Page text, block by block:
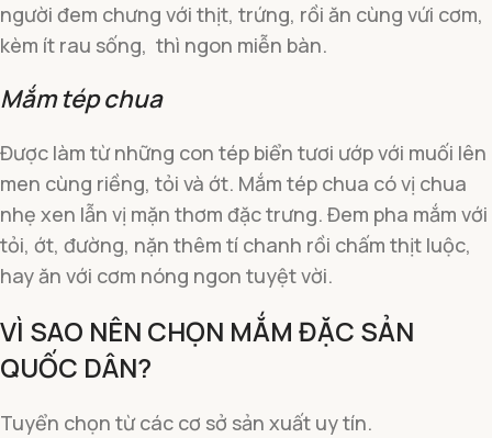
người đem chưng với thịt, trứng, rồi ăn cùng vứi cơm,
kèm ít rau sống, thì ngon miễn bàn.
Mắm tép chua
Được làm từ những con tép biển tươi ướp với muối lên
men cùng riềng, tỏi và ớt. Mắm tép chua có vị chua
nhẹ xen lẫn vị mặn thơm đặc trưng. Đem pha mắm với
tỏi, ớt, đường, nặn thêm tí chanh rồi chấm thịt luộc,
hay ăn với cơm nóng ngon tuyệt vời.
VÌ SAO NÊN CHỌN MẮM ĐẶC SẢN
QUỐC DÂN?
Tuyển chọn từ các cơ sở sản xuất uy tín.